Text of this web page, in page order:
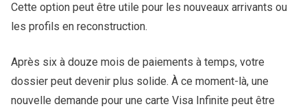
Cette option peut être utile pour les nouveaux arrivants ou
les profils en reconstruction.
Après six à douze mois de paiements à temps, votre
dossier peut devenir plus solide. À ce moment-là, une
nouvelle demande pour une carte Visa Infinite peut être